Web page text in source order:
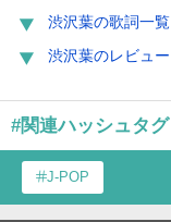
渋沢葉の歌詞一覧
渋沢葉のレビュー
#関連ハッシュタグ
J-POP